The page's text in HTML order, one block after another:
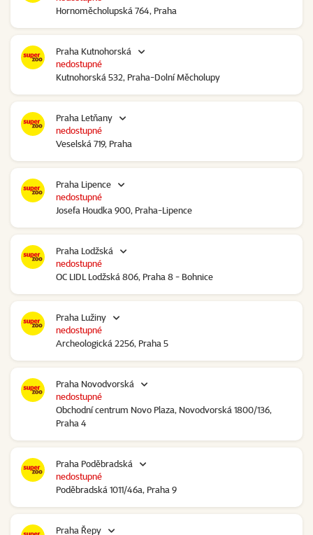
Hornoměcholupská 764, Praha
Praha Kutnohorská
Kutnohorská 532, Praha-Dolní Měcholupy
nedostupné
Praha Letňany
Veselská 719, Praha
nedostupné
Praha Lipence
Josefa Houdka 900, Praha-Lipence
nedostupné
Praha Lodžská
OC LIDL Lodžská 806, Praha 8 - Bohnice
nedostupné
Praha Lužiny
Archeologická 2256, Praha 5
nedostupné
Praha Novodvorská
Obchodní centrum Novo Plaza, Novodvorská 1800/136,
Praha 4
nedostupné
Praha Poděbradská
Poděbradská 1011/46a, Praha 9
nedostupné
Praha Řepy